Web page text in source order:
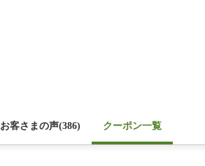
お客さまの声(386) クーポン一覧